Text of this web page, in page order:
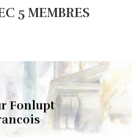
5 MEMBRES
Fonlupt